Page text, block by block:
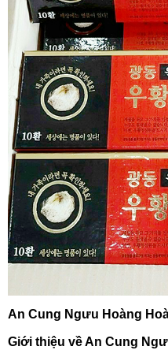
An Cung Ngưu Hoàng
Giới thiệu về An Cung